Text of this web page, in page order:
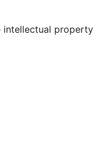
intellectual property